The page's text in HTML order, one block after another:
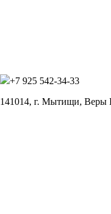
+7 925 542-34-33
141014, г. Мытищи, Веры